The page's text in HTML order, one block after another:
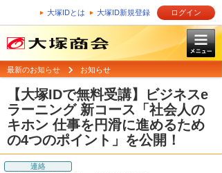
大塚IDとは 大塚ID新規登録 ログイン
最新のお知らせ お知らせ
【大塚IDで無料受講】ビジネスe
ラーニング 新コース「社会人の
キホン 仕事を円滑に進めるため
の4つのポイント」を公開！
連絡